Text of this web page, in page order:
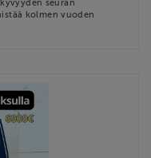
seuran
kolmen vuoden